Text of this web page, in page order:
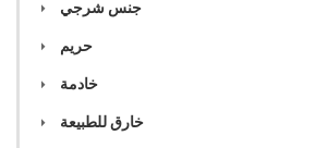
جنس شرجي
حريم
خادمة
خارق للطبيعة